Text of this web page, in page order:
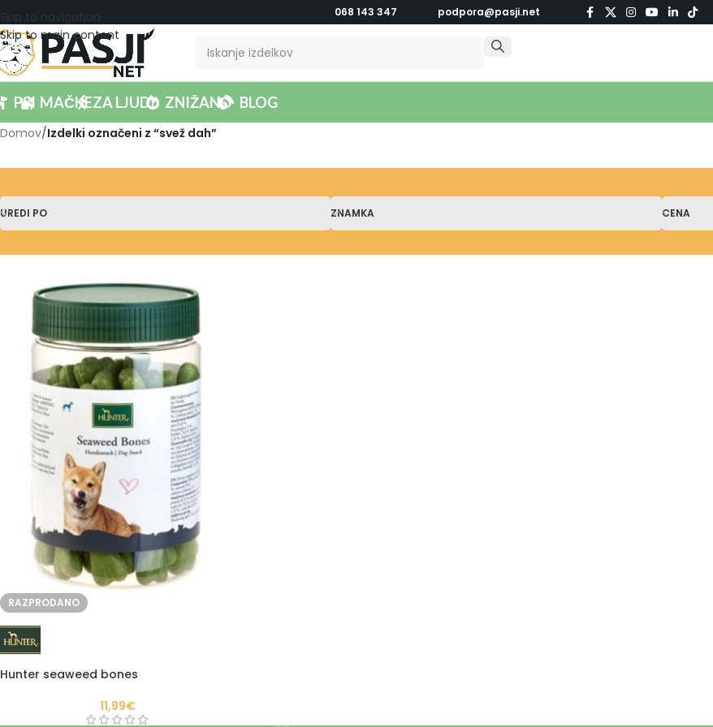
Skip to navigation
Skip to main content
068 143 347 podpora@pasji.net
PSI MAČKEZA LJUDI ZNIŽANO BLOG
Domov/Izdelki označeni z “svež dah”
UREDI PO ZNAMKA CENA
RAZPRODANO
Hunter seaweed bones
11,99€